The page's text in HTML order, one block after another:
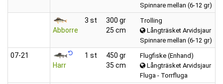
Spinnare mellan (6-12 gr)
Abborre
3 st
300 gr
25 cm
Trolling
Långträsket Arvidsjaur
Spinnare mellan (6-12 gr)
07‑21
Harr
1 st
450 gr
35 cm
Flugfiske (Enhand)
Långträsket Arvidsjaur
Fluga - Torrfluga